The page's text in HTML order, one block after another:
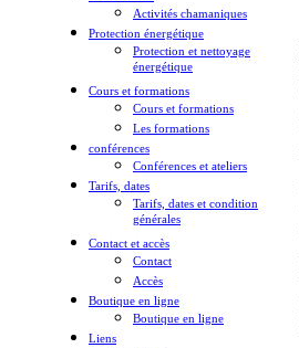
Activités chamaniques
Protection énergétique
Protection et nettoyage
énergétique
Cours et formations
Cours et formations
Les formations
conférences
Conférences et ateliers
Tarifs, dates
Tarifs, dates et condition
générales
Contact et accès
Contact
Accès
Boutique en ligne
Boutique en ligne
Liens